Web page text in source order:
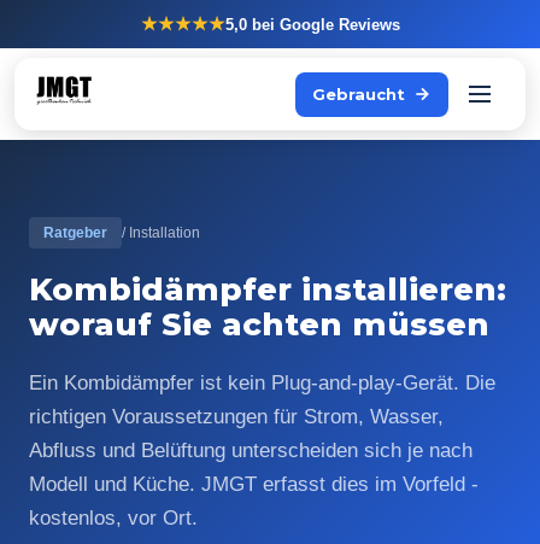
★★★★★5,0bei Google Reviews
Gebraucht
Ratgeber / Installation
Kombidämpfer installieren:
worauf Sie achten müssen
Ein Kombidämpfer ist kein Plug-and-play-Gerät. Die
richtigen Voraussetzungen für Strom, Wasser,
Abfluss und Belüftung unterscheiden sich je nach
Modell und Küche. JMGT erfasst dies im Vorfeld -
kostenlos, vor Ort.